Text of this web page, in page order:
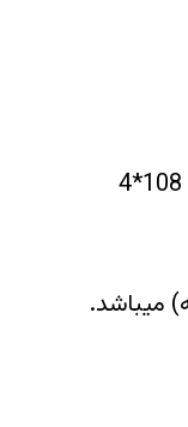
4*108